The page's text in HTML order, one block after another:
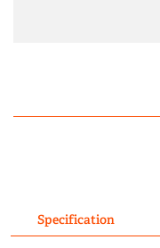
Specification